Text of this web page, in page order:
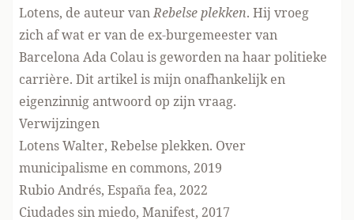
Lotens, de auteur vanRebelse plekken. Hij vroeg
zich af wat er van de ex-burgemeester van
Barcelona Ada Colau is geworden na haar politieke
carrière. Dit artikel is mijn onafhankelijk en
eigenzinnig antwoord op zijn vraag.
Verwijzingen
Lotens Walter, Rebelse plekken. Over
municipalisme en commons, 2019
Rubio Andrés, España fea, 2022
Ciudades sin miedo, Manifest, 2017